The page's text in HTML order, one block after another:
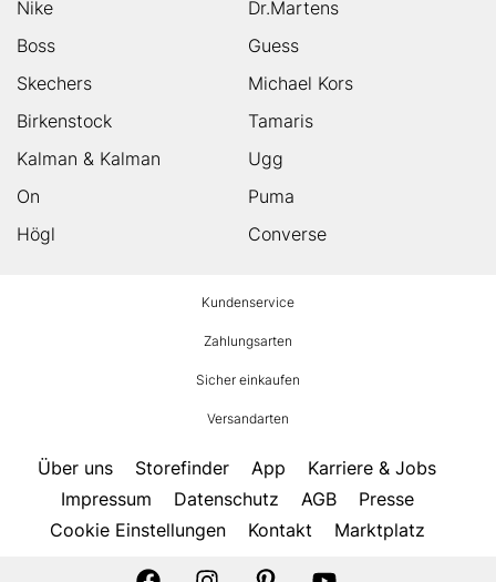
Nike
Dr.Martens
Boss
Guess
Skechers
Michael Kors
Birkenstock
Tamaris
Kalman & Kalman
Ugg
On
Puma
Högl
Converse
Kundenservice
Zahlungsarten
Sicher einkaufen
Versandarten
Über uns Storefinder App
Karriere & Jobs
Impressum
Datenschutz AGB
Presse
Cookie Einstellungen
Kontakt Marktplatz